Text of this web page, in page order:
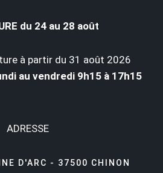
du 24 au 28 août
à partir du 31 août 2026
au vendredi 9h15 à 17h15
ADRESSE
D'ARC - 37500 CHINON